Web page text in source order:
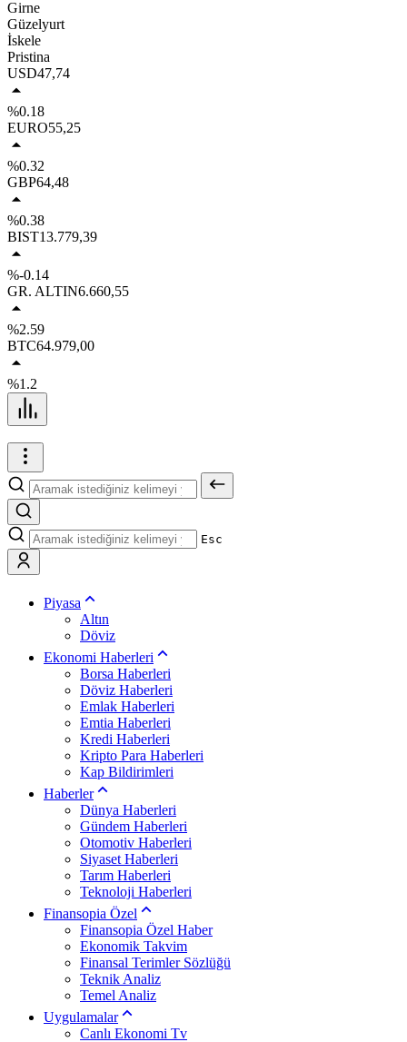
Girne
Güzelyurt
İskele
Pristina
USD47,74
%0.18
EURO55,25
%0.32
GBP64,48
%0.38
BIST13.779,39
%-0.14
GR. ALTIN6.660,55
%2.59
BTC64.979,00
%1.2
Esc
Piyasa
Altın
Döviz
Ekonomi Haberleri
Borsa Haberleri
Döviz Haberleri
Emlak Haberleri
Emtia Haberleri
Kredi Haberleri
Kripto Para Haberleri
Kap Bildirimleri
Haberler
Dünya Haberleri
Gündem Haberleri
Otomotiv Haberleri
Siyaset Haberleri
Tarım Haberleri
Teknoloji Haberleri
Finansopia Özel
Finansopia Özel Haber
Ekonomik Takvim
Finansal Terimler Sözlüğü
Teknik Analiz
Temel Analiz
Uygulamalar
Canlı Ekonomi Tv